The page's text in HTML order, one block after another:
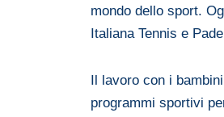
mondo dello sport.
Italiana Tennis e
Il lavoro con i
programmi sportivi